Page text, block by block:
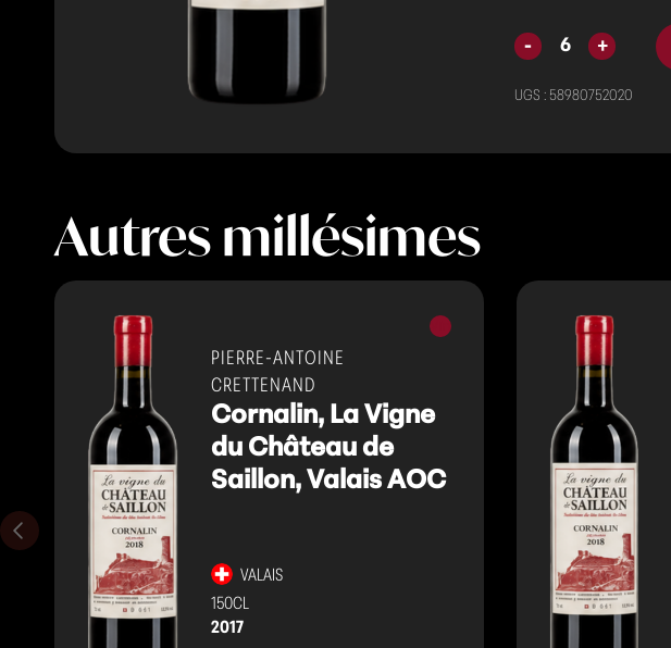
UGS : 58980752020
Autres millésimes
Vins
rouges
PIERRE-ANTOINE
CRETTENAND
Cornalin, La Vigne
du Château de
Saillon, Valais AOC
VALAIS
150CL
2017